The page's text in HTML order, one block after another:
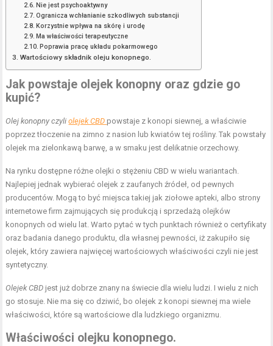
Nie jest psychoaktywny
Ogranicza wchłanianie szkodliwych substancji
Korzystnie wpływa na skórę i urodę
Ma właściwości terapeutyczne
Poprawia pracę układu pokarmowego
Wartościowy składnik oleju konopnego.
Jak powstaje olejek konopny oraz gdzie go
kupić?
Olej konopny czyliolejek CBD powstaje z konopi siewnej, a właściwie
poprzez tłoczenie na zimno z nasion lub kwiatów tej rośliny. Tak powstały
olejek ma zielonkawą barwę, a w smaku jest delikatnie orzechowy.
Na rynku dostępne różne olejki o stężeniu CBD w wielu wariantach.
Najlepiej jednak wybierać olejek z zaufanych źródeł, od pewnych
producentów. Mogą to być miejsca takiej jak ziołowe apteki, albo strony
internetowe firm zajmujących się produkcją i sprzedażą olejków
konopnych od wielu lat. Warto pytać w tych punktach również o certyfikaty
oraz badania danego produktu, dla własnej pewności, iż zakupiło się
olejek, który zawiera najwięcej wartościowych właściwości czyli nie jest
syntetyczny.
Olejek CBD jest już dobrze znany na świecie dla wielu ludzi. I wielu z nich
go stosuje. Nie ma się co dziwić, bo olejek z konopi siewnej ma wiele
właściwości, które są wartościowe dla ludzkiego organizmu.
Właściwości olejku konopnego.